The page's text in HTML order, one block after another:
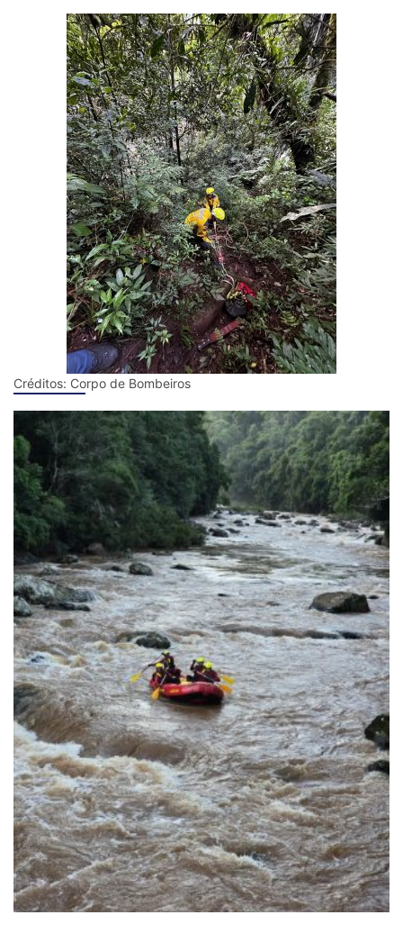
Créditos: Corpo de Bombeiros